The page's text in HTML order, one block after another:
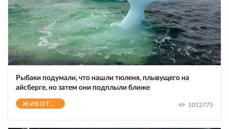
Рыбаки подумали, что нашли тюленя, плывущего на
айсберге, но затем они подплыли ближе
ЖИВОТНЫЕ 1012775